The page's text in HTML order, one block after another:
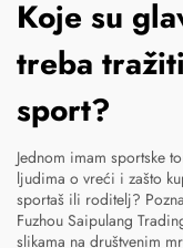
Koje su
treba
sport?
Jednom imam sportske
ljudima o vreći i zašto
sportaš ili roditelj?
Fuzhou Saipulang
slikama na društvenim